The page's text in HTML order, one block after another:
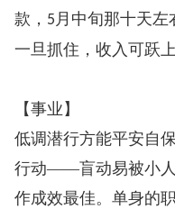
款， 5 月中旬那十天左
一旦抓住，收入可跃
【事业】
低调潜行方能平安自
行动——盲动易被小人
作成效最佳。单身的